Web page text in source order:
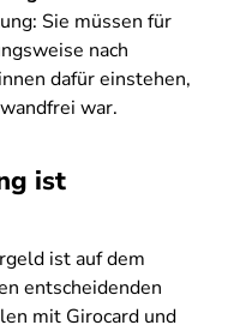
Sie müssen für
nach
dafür einstehen,
war.
ist
ist auf dem
entscheidenden
mit Girocard und